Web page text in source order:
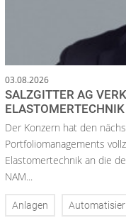
03.08.2026
SALZGITTER AG
ELASTOMERTECHNIK
Der Konzern hat den
Portfoliomanagements
Elastomertechnik an die
NAM...
Anlagen